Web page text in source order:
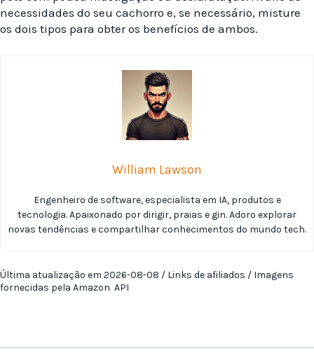
necessidades do seu cachorro e, se necessário, misture
os dois tipos para obter os benefícios de ambos.
William Lawson
Engenheiro de software, especialista em IA, produtos e
tecnologia. Apaixonado por dirigir, praias e gin. Adoro explorar
novas tendências e compartilhar conhecimentos do mundo tech.
Última atualização em 2026-08-08 / Links de afiliados / Imagens
fornecidas pela Amazon API